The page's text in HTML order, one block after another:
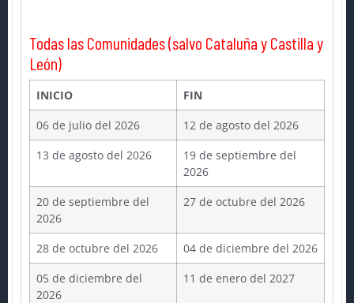
Todas las Comunidades (salvo Cataluña y Castilla y
León)
INICIO
FIN
06 de julio del 2026
12 de agosto del 2026
13 de agosto del 2026
19 de septiembre del
2026
20 de septiembre del
2026
27 de octubre del 2026
28 de octubre del 2026
04 de diciembre del 2026
05 de diciembre del
2026
11 de enero del 2027